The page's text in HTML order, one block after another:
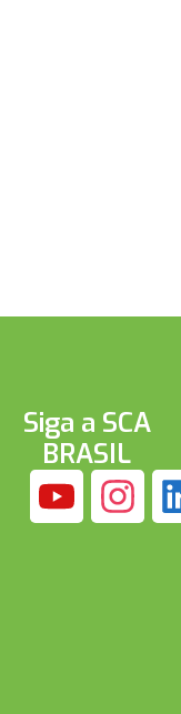
Siga a SCA
BRASIL